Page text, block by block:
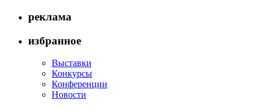
реклама
избранное
Выставки
Конкурсы
Конференции
Новости